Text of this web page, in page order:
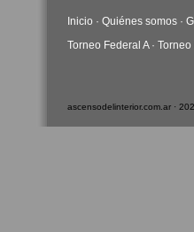
Inicio · Quiénes somos ·
Torneo Federal A·
ascensodelinterior.com.ar ·